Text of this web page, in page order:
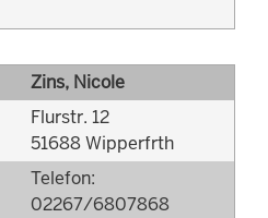
Zins, Nicole
Flurstr. 12
51688 Wipperfrth
Telefon:
02267/6807868